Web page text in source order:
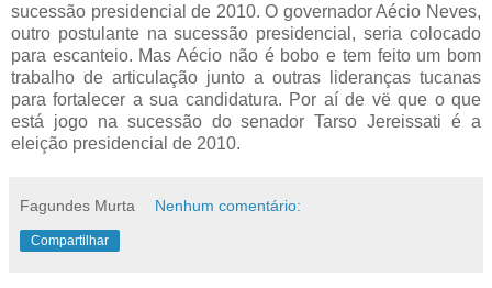
sucessão presidencial de 2010. O governador Aécio Neves,
outro postulante na sucessão presidencial, seria colocado
para escanteio. Mas Aécio não é bobo e tem feito um bom
trabalho de articulação junto a outras lideranças tucanas
para fortalecer a sua candidatura. Por aí de vë que o que
está jogo na sucessão do senador Tarso Jereissati é a
eleição presidencial de 2010.
Fagundes Murta Nenhum comentário:
Compartilhar